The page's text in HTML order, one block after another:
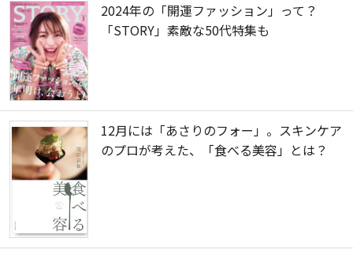
2024年の「開運ファッション」って？
「STORY」素敵な50代特集も
12月には「あさりのフォー」。スキンケア
のプロが考えた、「食べる美容」とは？